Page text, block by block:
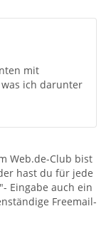
mit
ich darunter
Web.de-Club bist
hast du für jede
Eingabe auch ein
Freemail-